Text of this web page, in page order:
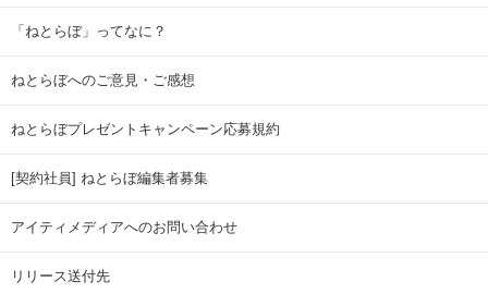
「ねとらぼ」ってなに？
ねとらぼへのご意見・ご感想
ねとらぼプレゼントキャンペーン応募規約
[契約社員] ねとらぼ編集者募集
アイティメディアへのお問い合わせ
リリース送付先